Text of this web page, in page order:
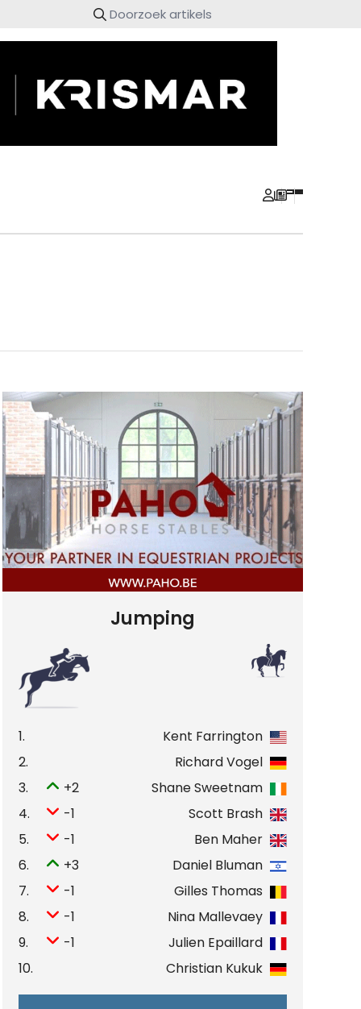
Jumping
1.
Kent Farrington
2.
Richard Vogel
3.
+2
Shane Sweetnam
4.
-1
Scott Brash
5.
-1
Ben Maher
6.
+3
Daniel Bluman
7.
-1
Gilles Thomas
8.
-1
Nina Mallevaey
9.
-1
Julien Epaillard
10.
Christian Kukuk